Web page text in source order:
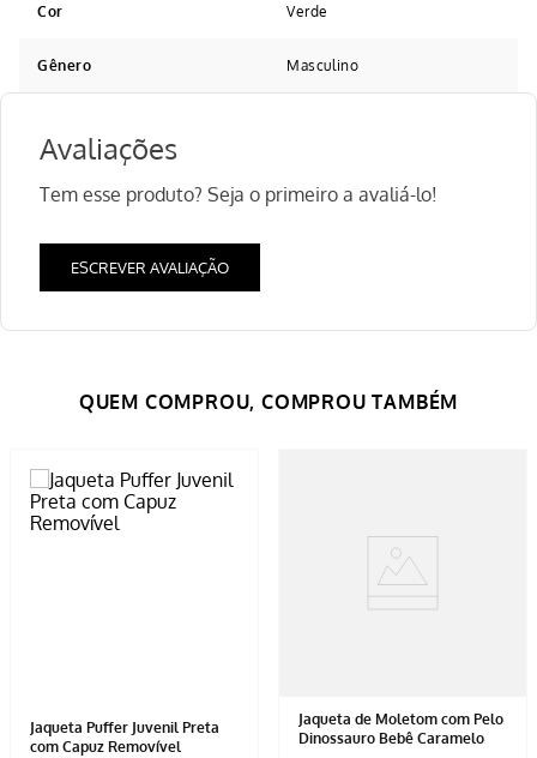
Cor Verde
Gênero Masculino
Avaliações
Tem esse produto? Seja o primeiro a avaliá-lo!
ESCREVER AVALIAÇÃO
Jaqueta Puffer Juvenil Preta
com Capuz Removível
Jaqueta de Moletom com Pelo
Dinossauro Bebê Caramelo